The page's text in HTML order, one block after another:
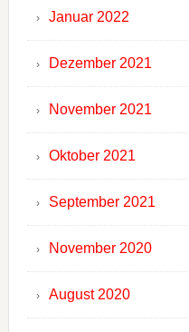
Januar 2022
Dezember 2021
November 2021
Oktober 2021
September 2021
November 2020
August 2020